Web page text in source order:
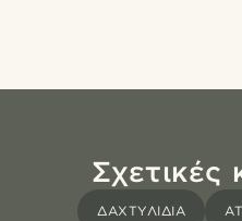
Σχετικές
ΔΑΧΤΥΛΊΔΙΑ